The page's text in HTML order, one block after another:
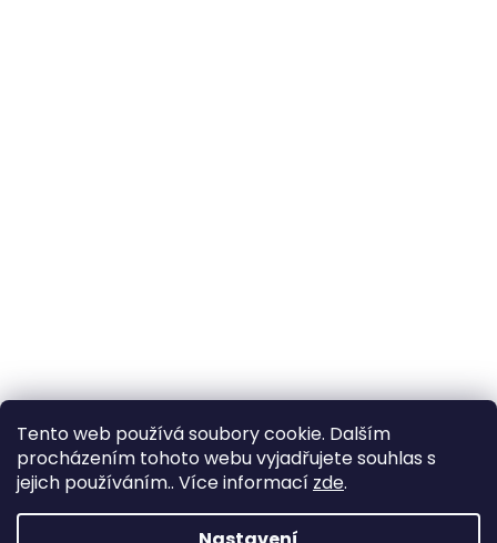
Tento web používá soubory cookie. Dalším
procházením tohoto webu vyjadřujete souhlas s
jejich používáním.. Více informací zde.